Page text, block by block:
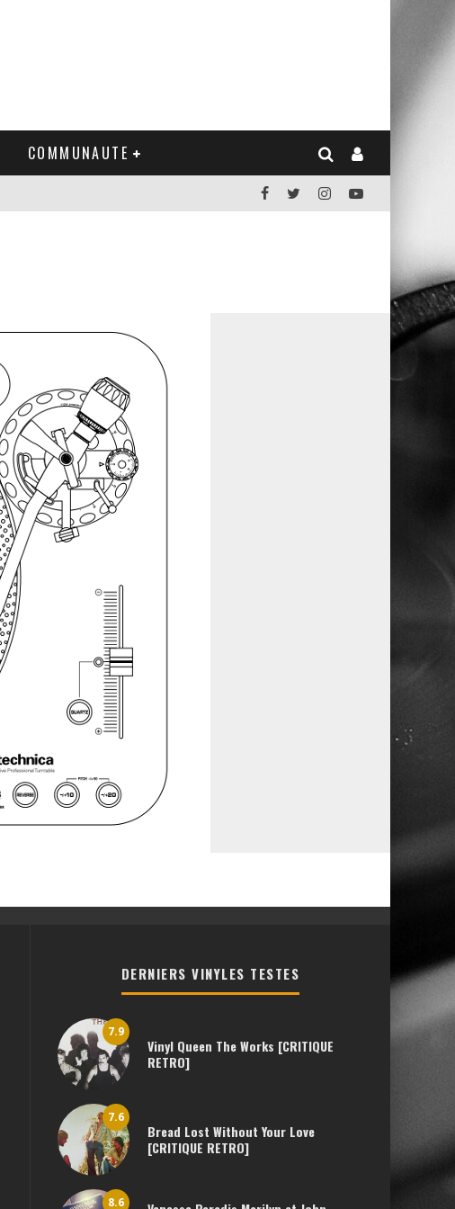
COMMUNAUTE
DERNIERS VINYLES TESTES
7.9
Vinyl Queen The Works [CRITIQUE
RETRO]
7.6
Bread Lost Without Your Love
[CRITIQUE RETRO]
8.6